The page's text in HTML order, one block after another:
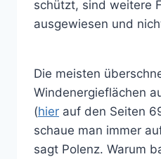
schützt, sind weitere
ausgewiesen und
Die meisten
Windenergieflächen
(hier auf den Seiten
schaue man immer
sagt Polenz. Warum